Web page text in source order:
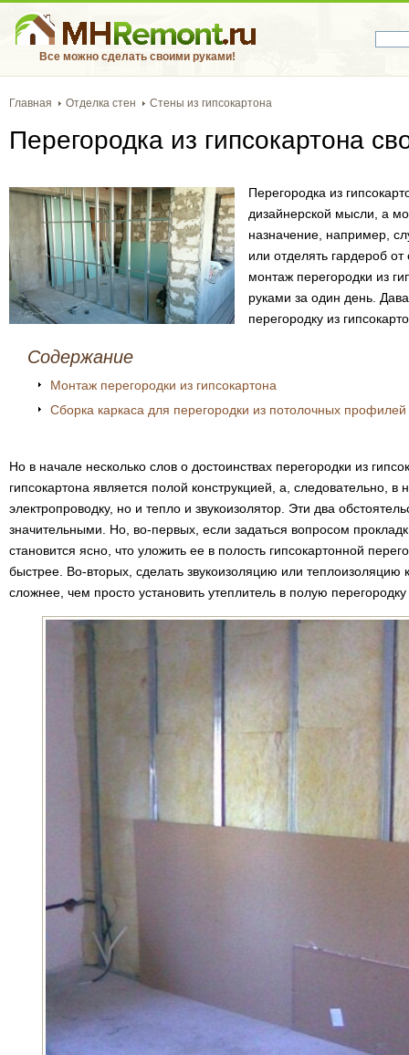
Все можно сделать своими руками!
Главная Отделка стен Стены из гипсокартона
Перегородка из гипсокартона
Перегородка из
дизайнерской мысли, а
назначение, например,
или отделять гардероб
монтаж перегородки из
руками за один день.
перегородку из
Содержание
Монтаж перегородки из гипсокартона
Сборка каркаса для перегородки из потолочных профилей
Но в начале несколько слов о достоинствах перегородки из
гипсокартона является полой конструкцией, а, следовательно,
электропроводку, но и тепло и звукоизолятор. Эти два
значительными. Но, во-первых, если задаться вопросом
становится ясно, что уложить ее в полость гипсокартонной
быстрее. Во-вторых, сделать звукоизоляцию или теплоизоляцию
сложнее, чем просто установить утеплитель в полую перегородку